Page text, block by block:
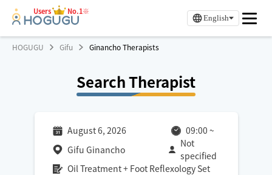
Users No.1※
English
HOGUGU Gifu Ginancho Therapists
Search Therapist
August 6, 2026 09:00 ~
Gifu Ginancho
Not
specified
Oil Treatment + Foot Reflexology Set